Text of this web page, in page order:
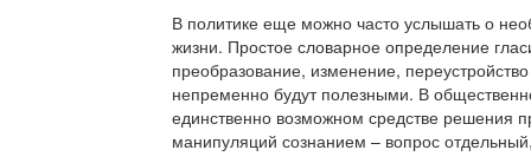
В политике еще можно часто услышать о
жизни. Простое словарное определение
преобразование, изменение,
непременно будут полезными. В
единственно возможном средстве решения
манипуляций сознанием – вопрос